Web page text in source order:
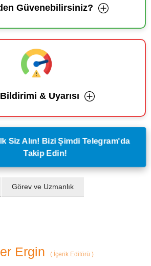
Güvenebilirsiniz?
& Uyarısı
Siz Alın! Bizi Şimdi Telegram'da
Takip Edin!
Görev ve Uzmanlık
Ergin (İçerik Editörü )